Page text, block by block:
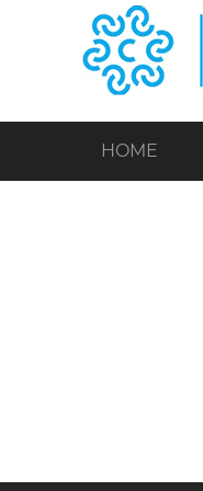
contenuto
principale
HOME